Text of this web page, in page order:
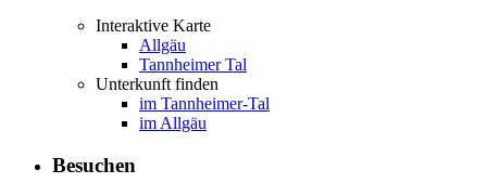
Interaktive Karte
Allgäu
Tannheimer Tal
Unterkunft finden
im Tannheimer-Tal
im Allgäu
Besuchen